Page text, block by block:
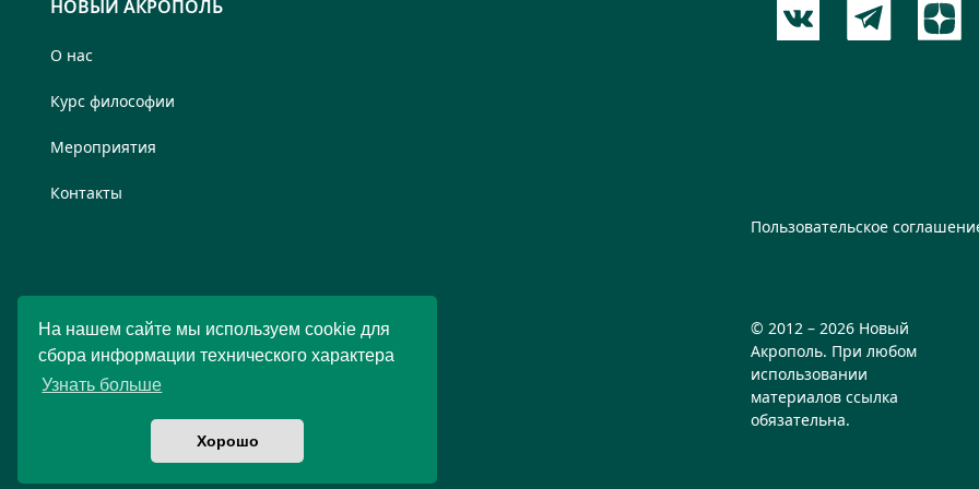
На нашем сайте мы используем cookie для
сбора информации технического характера
Узнать больше
Хорошо
НОВЫЙ АКРОПОЛЬ
О нас
Курс философии
Мероприятия
Контакты
Пользовательское
© 2012 – 2026 Новый
Акрополь. При любом
использовании
материалов ссылка
обязательна.